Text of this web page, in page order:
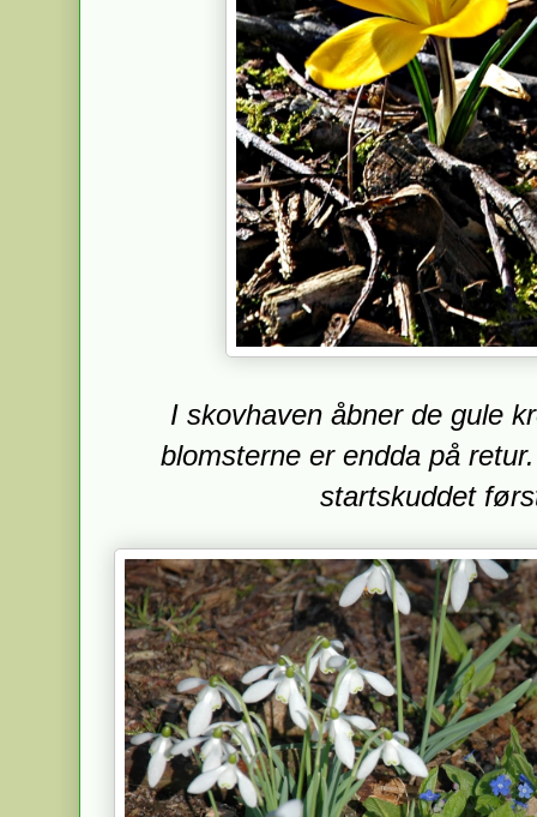
I skovhaven åbner de gule
blomsterne er endda på
startskuddet